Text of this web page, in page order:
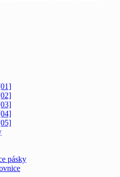
pásky